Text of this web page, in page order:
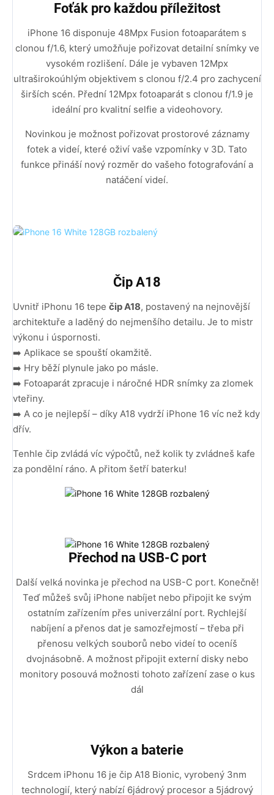
Foťák pro každou příležitost
iPhone 16 disponuje 48Mpx Fusion fotoaparátem s
clonou f/1.6, který umožňuje pořizovat detailní snímky ve
vysokém rozlišení. Dále je vybaven 12Mpx
ultraširokoúhlým objektivem s clonou f/2.4 pro zachycení
širších scén. Přední 12Mpx fotoaparát s clonou f/1.9 je
ideální pro kvalitní selfie a videohovory.
Novinkou je možnost pořizovat prostorové záznamy
fotek a videí, které oživí vaše vzpomínky v 3D. Tato
funkce přináší nový rozměr do vašeho fotografování a
natáčení videí.
Čip A18
Uvnitř iPhonu 16 tepe čip A18, postavený na nejnovější
architektuře a laděný do nejmenšího detailu. Je to mistr
výkonu i úspornosti.
➡️ Aplikace se spouští okamžitě.
➡️ Hry běží plynule jako po másle.
➡️ Fotoaparát zpracuje i náročné HDR snímky za zlomek
vteřiny.
➡️ A co je nejlepší – díky A18 vydrží iPhone 16 víc než kdy
dřív.
Tenhle čip zvládá víc výpočtů, než kolik ty zvládneš kafe
za pondělní ráno. A přitom šetří baterku!
Přechod na USB-C port
Další velká novinka je přechod na USB-C port. Konečně!
Teď můžeš svůj iPhone nabíjet nebo připojit ke svým
ostatním zařízením přes univerzální port. Rychlejší
nabíjení a přenos dat je samozřejmostí – třeba při
přenosu velkých souborů nebo videí to oceníš
dvojnásobně. A možnost připojit externí disky nebo
monitory posouvá možnosti tohoto zařízení zase o kus
dál
Výkon a baterie
Srdcem iPhonu 16 je čip A18 Bionic, vyrobený 3nm
technologií, který nabízí 6jádrový procesor a 5jádrový